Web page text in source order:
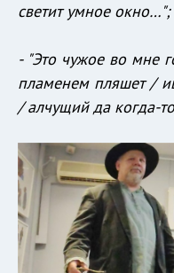
светит умное окно…";
- "Это чужое во мне
пламенем пляшет /
/ алчущий да когда-